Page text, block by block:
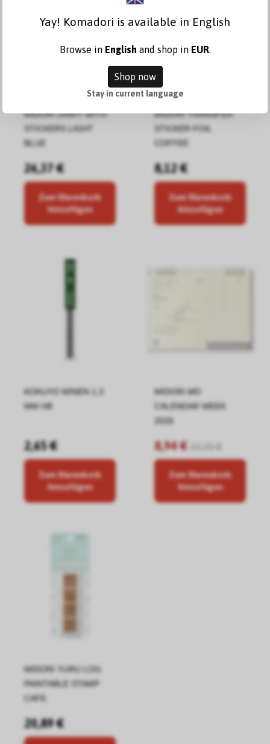
MIDORI DIARY WITH
STICKERS LIGHT
BLUE
26,37 €
Zum Warenkorb
hinzufügen
MIDORI TRANSFER
STICKER FOIL
COFFEE
8,12 €
Zum Warenkorb
hinzufügen
KOKUYO MINEN 1,3
MM HB
2,65 €
Zum Warenkorb
hinzufügen
MIDORI MD
CALENDAR WEEK
2026
8,94 €
Zum Warenkorb
hinzufügen
MIDORI YURU LOG
PAINTABLE STAMP
CAFE
20,89 €
Yay! Komadori is available in English
Browse in English and shop in EUR.
Shop now
Stay in current language